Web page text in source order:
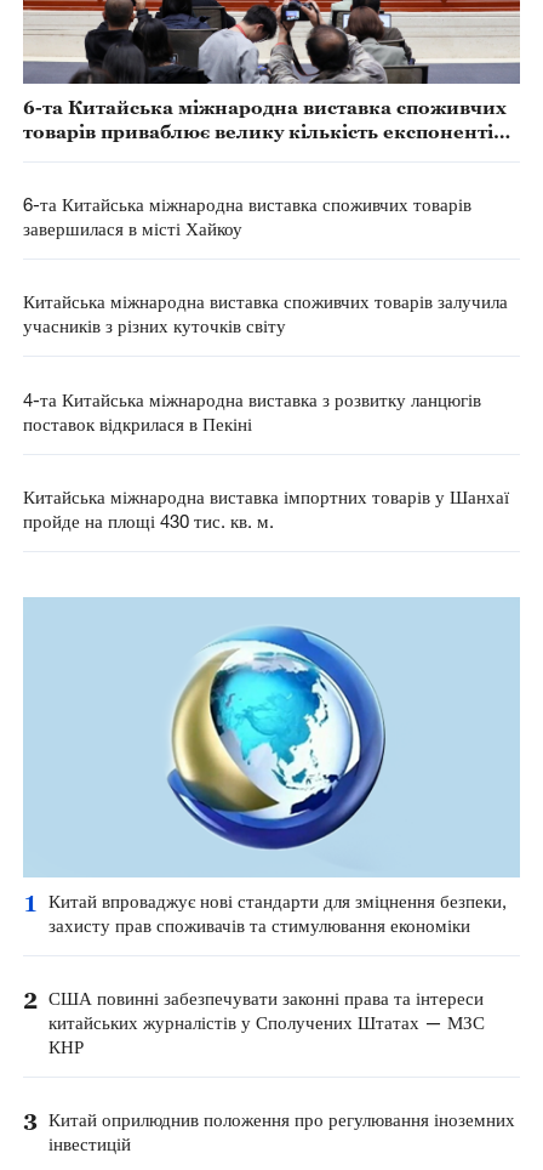
6-та Китайська міжнародна виставка споживчих
товарів приваблює велику кількість експонентів з
6-та Китайська міжнародна виставка споживчих товарів
завершилася в місті Хайкоу
Китайська міжнародна виставка споживчих товарів залучила
учасників з різних куточків світу
4-та Китайська міжнародна виставка з розвитку ланцюгів
поставок відкрилася в Пекіні
Китайська міжнародна виставка імпортних товарів у Шанхаї
пройде на площі 430 тис. кв. м.
1
Китай впроваджує нові стандарти для зміцнення безпеки,
захисту прав споживачів та стимулювання економіки
2 США повинні забезпечувати законні права та інтереси
китайських журналістів у Сполучених Штатах — МЗС
КНР
3 Китай оприлюднив положення про регулювання іноземних
інвестицій